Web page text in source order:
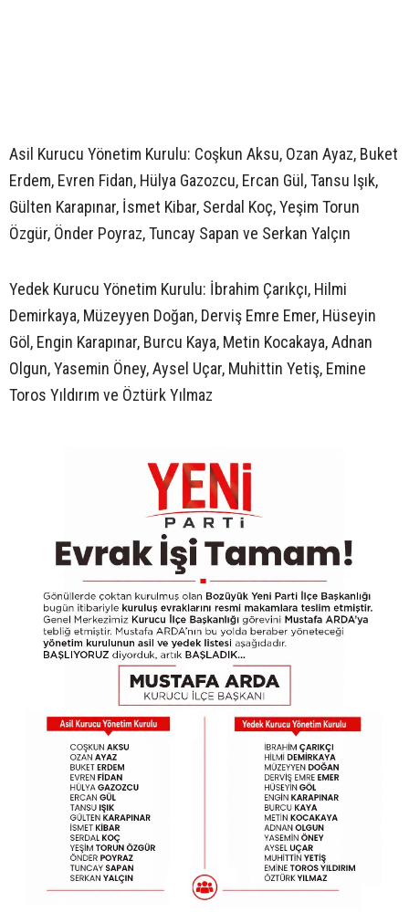
Asil Kurucu Yönetim Kurulu: Coşkun Aksu, Ozan Ayaz, Buket
Erdem, Evren Fidan, Hülya Gazozcu, Ercan Gül, Tansu Işık,
Gülten Karapınar, İsmet Kibar, Serdal Koç, Yeşim Torun
Özgür, Önder Poyraz, Tuncay Sapan ve Serkan Yalçın
Yedek Kurucu Yönetim Kurulu: İbrahim Çarıkçı, Hilmi
Demirkaya, Müzeyyen Doğan, Derviş Emre Emer, Hüseyin
Göl, Engin Karapınar, Burcu Kaya, Metin Kocakaya, Adnan
Olgun, Yasemin Öney, Aysel Uçar, Muhittin Yetiş, Emine
Toros Yıldırım ve Öztürk Yılmaz